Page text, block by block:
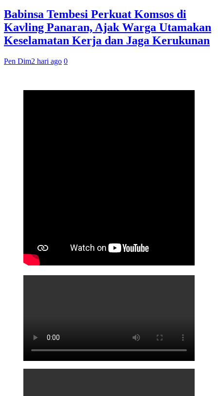
Babinsa Tembesi Perkuat Komsos di
Kavling Panaran, Ajak Warga Utamakan
Keselamatan Kerja dan Jaga Kerukunan
Pen Dim2 hari ago 0